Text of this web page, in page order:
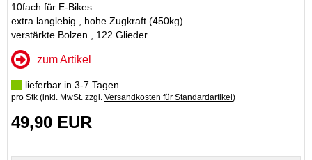
10fach für E-Bikes
extra langlebig , hohe Zugkraft (450kg)
verstärkte Bolzen , 122 Glieder
zum Artikel
lieferbar in 3-7 Tagen
pro Stk (inkl. MwSt. zzgl. Versandkosten für Standardartikel)
49,90 EUR